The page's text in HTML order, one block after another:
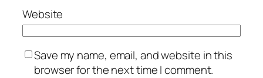
Website
Save my name, email, and website in this
browser for the next time I comment.